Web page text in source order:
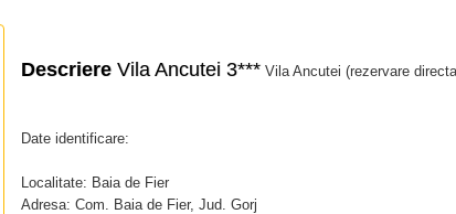
Descriere Vila Ancutei 3*** Vila Ancutei (rezervare
Date identificare:
Localitate: Baia de Fier
Adresa: Com. Baia de Fier, Jud. Gorj